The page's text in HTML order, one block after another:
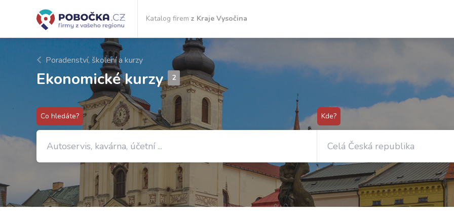
Katalog firem z Kraje Vysočina
Poradenství, školení a kurzy
Ekonomické kurzy 2
Co hledáte? Kde?